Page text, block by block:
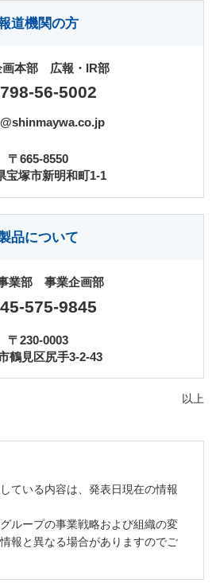
道機関の方
画本部 広報・IR部
56-5002
〒665-8550
宝塚市新明和町1-1
品について
業部 事業企画部
575-9845
〒230-0003
鶴見区尻手3-2-43
以上
ている内容は、発表日現在の情報
ループの事業戦略および組織の変
報と異なる場合がありますのでご